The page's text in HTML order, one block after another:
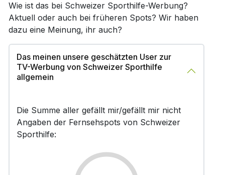
Wie ist das bei Schweizer Sporthilfe-Werbung?
Aktuell oder auch bei früheren Spots? Wir haben
dazu eine Meinung, ihr auch?
Das meinen unsere geschätzten User zur
TV-Werbung von Schweizer Sporthilfe
allgemein
Die Summe aller gefällt mir/gefällt mir nicht
Angaben der Fernsehspots von Schweizer
Sporthilfe: